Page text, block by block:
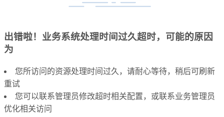
出错啦！业务系统处理时间过久超时，可能的原因
为
您所访问的资源处理时间过久，请耐心等待，稍后可刷新
重试
您可以联系管理员修改超时相关配置，或联系业务管理员
优化相关访问